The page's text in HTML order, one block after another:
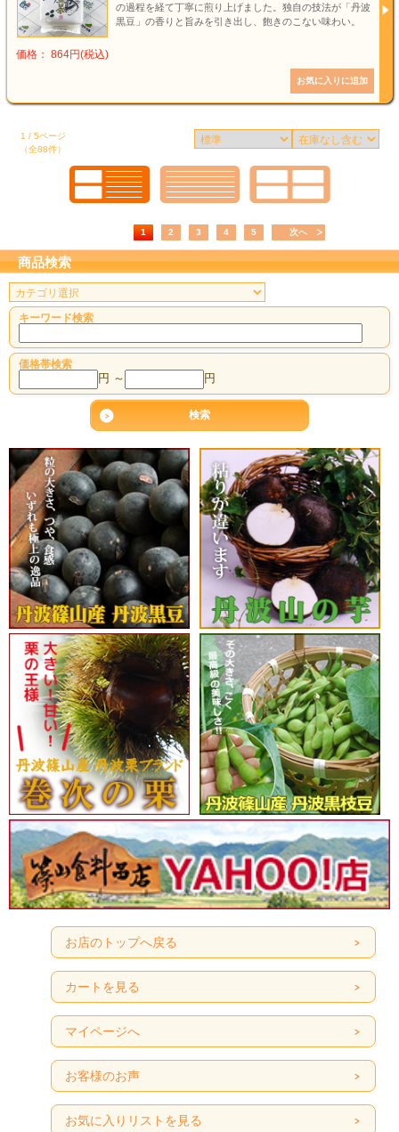
の過程を経て丁寧に煎り上げました。独自の技法が「丹波
黒豆」の香りと旨みを引き出し、飽きのこない味わい。
価格： 864円(税込)
1 / 5ページ
（全88件）
1 2 3 4 5 次へ
商品検索
キーワード検索
価格帯検索
円 ～ 円
お店のトップへ戻る
カートを見る
マイページへ
お客様のお声
お気に入りリストを見る